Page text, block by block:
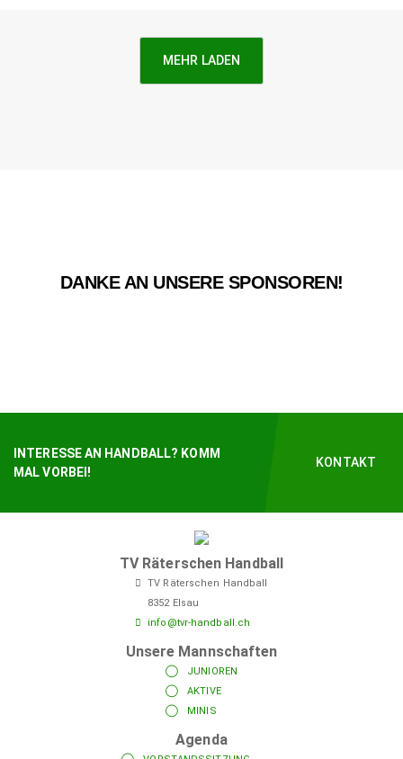
MEHR LADEN
DANKE AN UNSERE SPONSOREN!
INTERESSE AN HANDBALL? KOMM
MAL VORBEI!
KONTAKT
TV Räterschen Handball
TV Räterschen Handball
8352 Elsau
info@tvr-handball.ch
Unsere Mannschaften
JUNIOREN
AKTIVE
MINIS
Agenda